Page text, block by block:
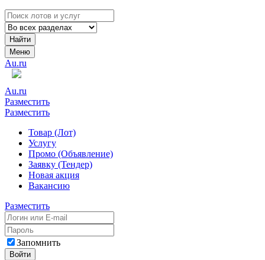
Найти
Меню
Au.ru
Au.ru
Разместить
Разместить
Товар (Лот)
Услугу
Промо (Объявление)
Заявку (Тендер)
Новая акция
Вакансию
Разместить
Запомнить
Войти